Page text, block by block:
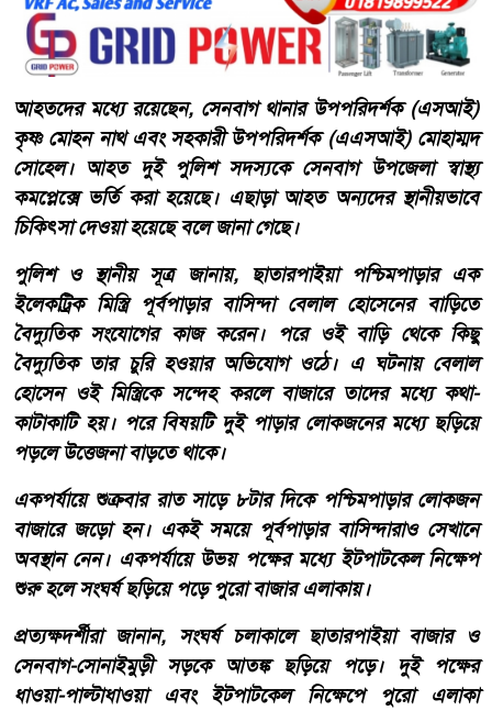
আহতদের মধ্যে রয়েছেন, সেনবাগ থানার উপপরিদর্শক (এসআই)
কৃষ্ণ মোহন নাথ এবং সহকারী উপপরিদর্শক (এএসআই) মোহাম্মদ
সোহেল। আহত দুই পুলিশ সদস্যকে সেনবাগ উপজেলা স্বাস্থ্য
কমপ্লেক্সে ভর্তি করা হয়েছে। এছাড়া আহত অন্যদের স্থানীয়ভাবে
চিকিৎসা দেওয়া হয়েছে বলে জানা গেছে।
পুলিশ ও স্থানীয় সূত্র জানায়, ছাতারপাইয়া পশ্চিমপাড়ার এক
ইলেকট্রিক মিস্ত্রি পূর্বপাড়ার বাসিন্দা বেলাল হোসেনের বাড়িতে
বৈদ্যুতিক সংযোগের কাজ করেন। পরে ওই বাড়ি থেকে কিছু
বৈদ্যুতিক তার চুরি হওয়ার অভিযোগ ওঠে। এ ঘটনায় বেলাল
হোসেন ওই মিস্ত্রিকে সন্দেহ করলে বাজারে তাদের মধ্যে কথা-
কাটাকাটি হয়। পরে বিষয়টি দুই পাড়ার লোকজনের মধ্যে ছড়িয়ে
পড়লে উত্তেজনা বাড়তে থাকে।
একপর্যায়ে শুক্রবার রাত সাড়ে ৮টার দিকে পশ্চিমপাড়ার লোকজন
বাজারে জড়ো হন। একই সময়ে পূর্বপাড়ার বাসিন্দারাও সেখানে
অবস্থান নেন। একপর্যায়ে উভয় পক্ষের মধ্যে ইটপাটকেল নিক্ষেপ
শুরু হলে সংঘর্ষ ছড়িয়ে পড়ে পুরো বাজার এলাকায়।
প্রত্যক্ষদর্শীরা জানান, সংঘর্ষ চলাকালে ছাতারপাইয়া বাজার ও
সেনবাগ-সোনাইমুড়ী সড়কে আতঙ্ক ছড়িয়ে পড়ে। দুই পক্ষের
ধাওয়া-পাল্টাধাওয়া এবং ইটপাটকেল নিক্ষেপে পুরো এলাকা